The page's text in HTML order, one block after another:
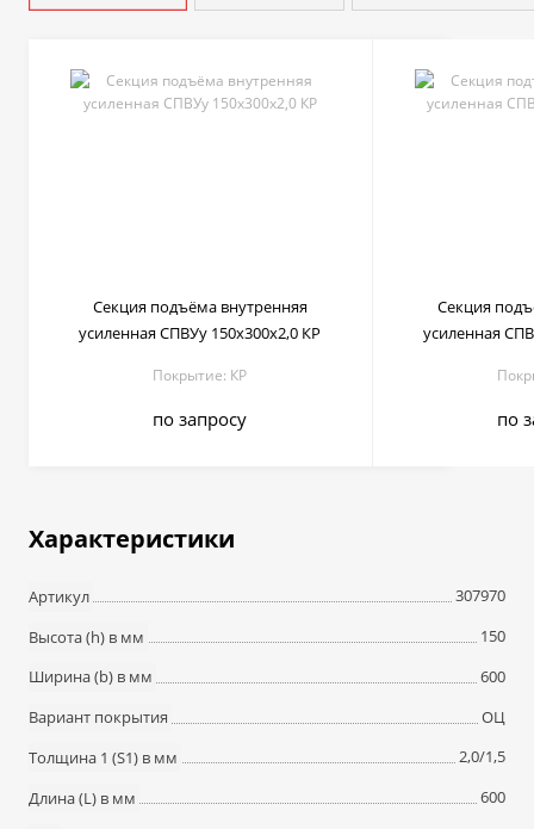
Секция подъёма внутренняя
усиленная СПВУу 150х300х2,0 КР
Покрытие: КР
по запросу
Секция
усиленная
по
Характеристики
Артикул
307970
Высота (h) в мм
150
Ширина (b) в мм
600
Вариант покрытия
ОЦ
Толщина 1 (S1) в мм
2,0/1,5
Длина (L) в мм
600